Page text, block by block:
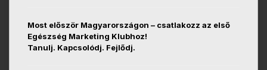
Most először Magyarországon – csatlakozz az első
Egészség Marketing Klubhoz!
Tanulj. Kapcsolódj. Fejlődj.